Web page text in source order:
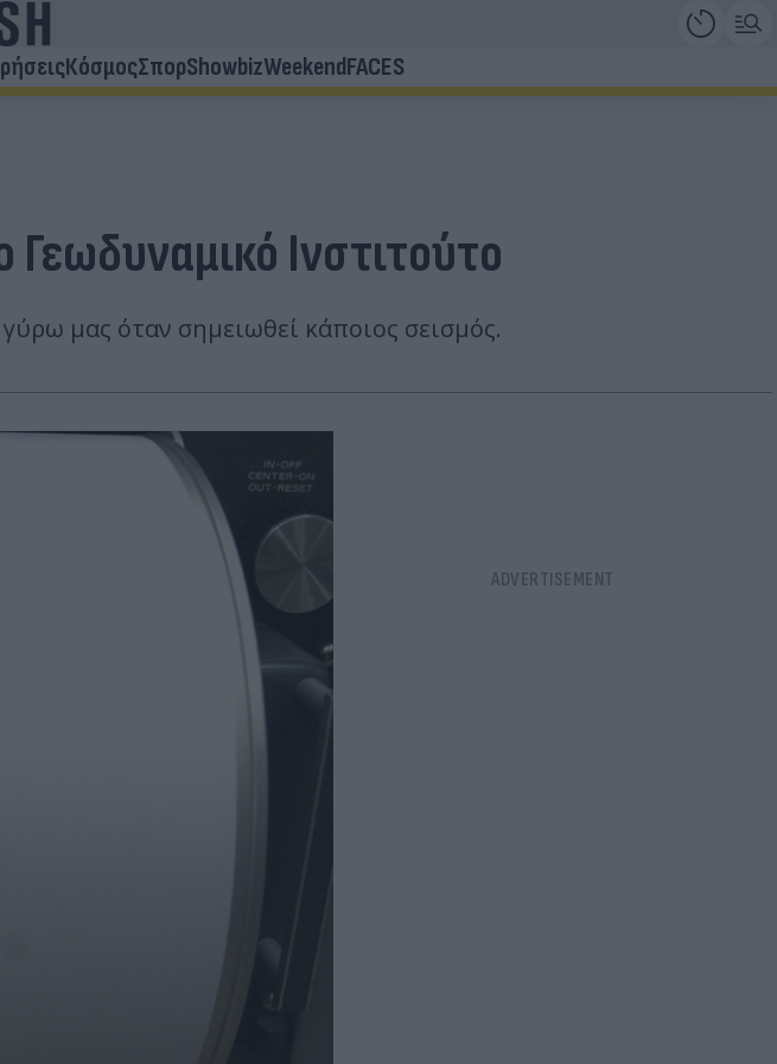
ΚόσμοςΣπορShowbizWeekendFACES
Ινστιτούτο
μας όταν σημειωθεί κάποιος σεισμός.